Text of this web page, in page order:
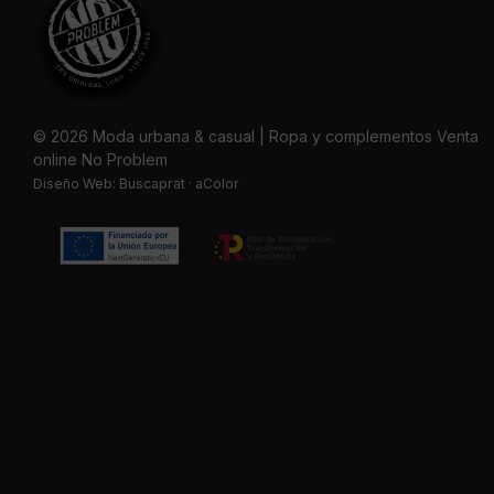
© 2026 Moda urbana & casual | Ropa y complementos Venta
online No Problem
Diseño Web: Buscaprat · aColor